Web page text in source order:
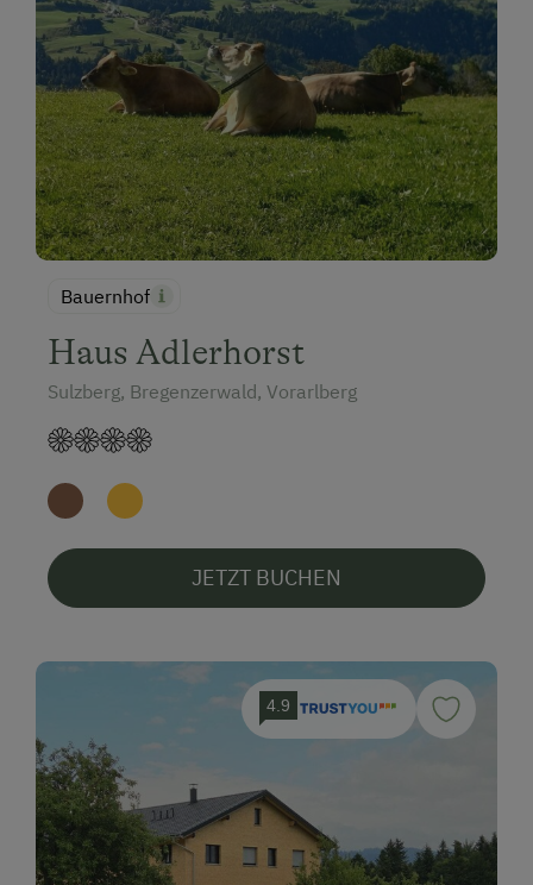
Bauernhof
Haus Adlerhorst
Sulzberg, Bregenzerwald, Vorarlberg
JETZT BUCHEN
4.9